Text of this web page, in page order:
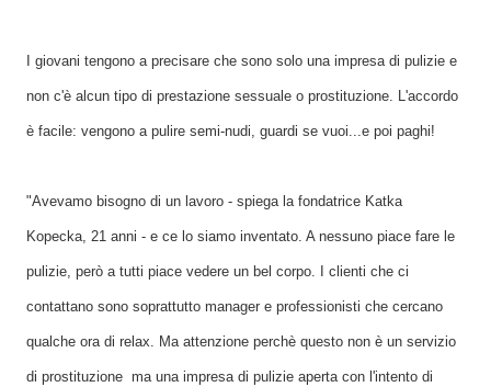
I giovani tengono a precisare che sono solo una impresa di pulizie e
non c'è alcun tipo di prestazione sessuale o prostituzione. L'accordo
è facile: vengono a pulire semi-nudi, guardi se vuoi...e poi paghi!
"Avevamo bisogno di un lavoro - spiega la fondatrice Katka
Kopecka, 21 anni - e ce lo siamo inventato. A nessuno piace fare le
pulizie, però a tutti piace vedere un bel corpo. I clienti che ci
contattano sono soprattutto manager e professionisti che cercano
qualche ora di relax. Ma attenzione perchè questo non è un servizio
di prostituzione ma una impresa di pulizie aperta con l'intento di